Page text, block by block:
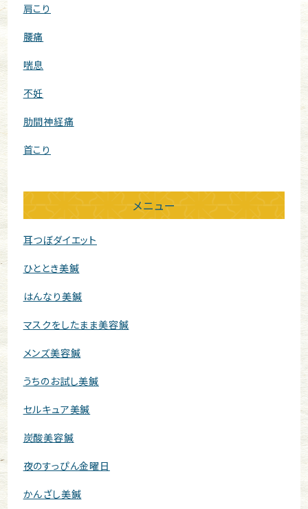
肩こり
腰痛
喘息
不妊
肋間神経痛
首こり
メニュー
耳つぼダイエット
ひととき美鍼
はんなり美鍼
マスクをしたまま美容鍼
メンズ美容鍼
うちのお試し美鍼
セルキュア美鍼
炭酸美容鍼
夜のすっぴん金曜日
かんざし美鍼